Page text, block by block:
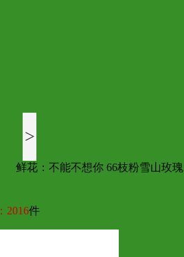
>
鲜花：不能不想你 66枝粉雪山玫瑰
：2016件